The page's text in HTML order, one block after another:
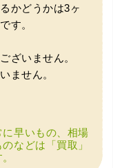
れるのかな…?と
業トークも一切
かどうかは3ヶ
す。
ざいません。
ません。
早いもの、相場
などは「買取」